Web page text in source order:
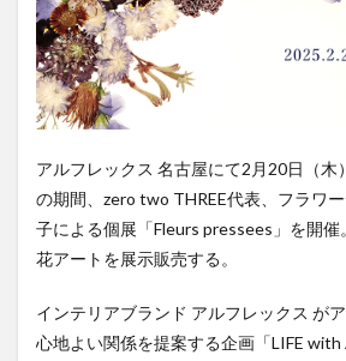
アルフレックス 名古屋にて2月20日（木
の期間、zero two THREE代表、フラワ
子による個展「Fleurs pressees」を開催
花アートを展示販売する。
インテリアブランド アルフレックス が
心地よい関係を提案する企画「LIFE